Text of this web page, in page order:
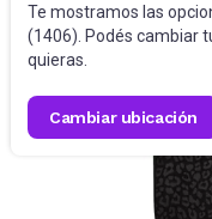
Te mostramos las
(1406). Podés cambiar
quieras.
cambiar ubicación